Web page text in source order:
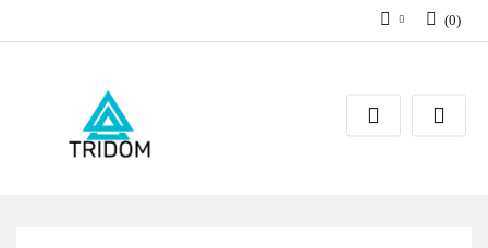
Dodaj zgłoszenie
(0)